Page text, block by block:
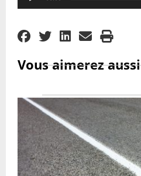
Player
Vous aimerez aussi